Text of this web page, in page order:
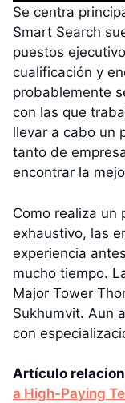
Se centra
Smart Search
puestos
cualificación y
probablemente
con las que
llevar a cabo un
tanto de
encontrar la
Como realiza un
exhaustivo, las
experiencia
mucho tiempo.
Major Tower
Sukhumvit. Aun
con
Artículo
a High-Paying